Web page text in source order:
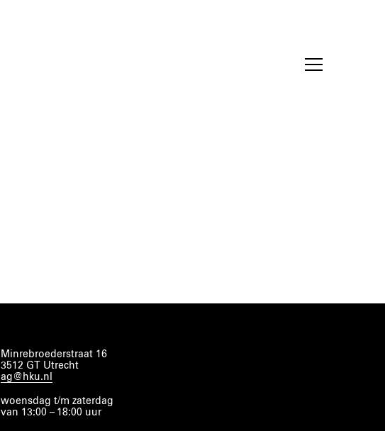
Minrebroederstraat 16
3512 GT Utrecht
ag@hku.nl
woensdag t/m zaterdag
van 13:00 – 18:00 uur